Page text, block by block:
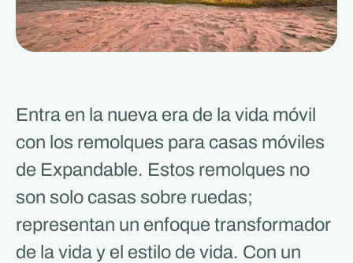
Entra en la nueva era de la vida móvil
con los remolques para casas móviles
de Expandable. Estos remolques no
son solo casas sobre ruedas;
representan un enfoque transformador
de la vida y el estilo de vida. Con un